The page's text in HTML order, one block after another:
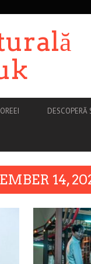
DESCOPERĂ
14,